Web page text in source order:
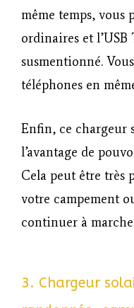
même temps, vous
ordinaires et
susmentionné.
téléphones en
Enfin, ce chargeur
l’avantage de
Cela peut être très
votre campement
continuer à
3. Chargeur